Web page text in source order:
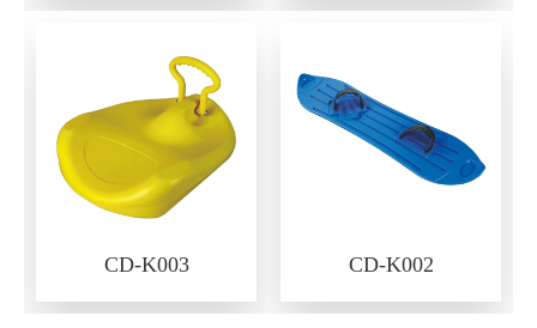
CD-K003 CD-K002